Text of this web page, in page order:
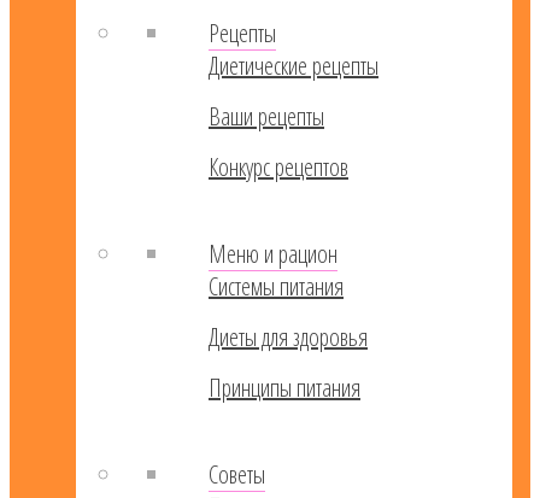
Рецепты
Диетические рецепты
Ваши рецепты
Конкурс рецептов
Меню и рацион
Системы питания
Диеты для здоровья
Принципы питания
Советы